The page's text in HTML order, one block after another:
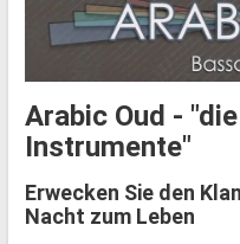
Arabic Oud -
Instrumente"
Erwecken Sie den
Nacht zum Leben